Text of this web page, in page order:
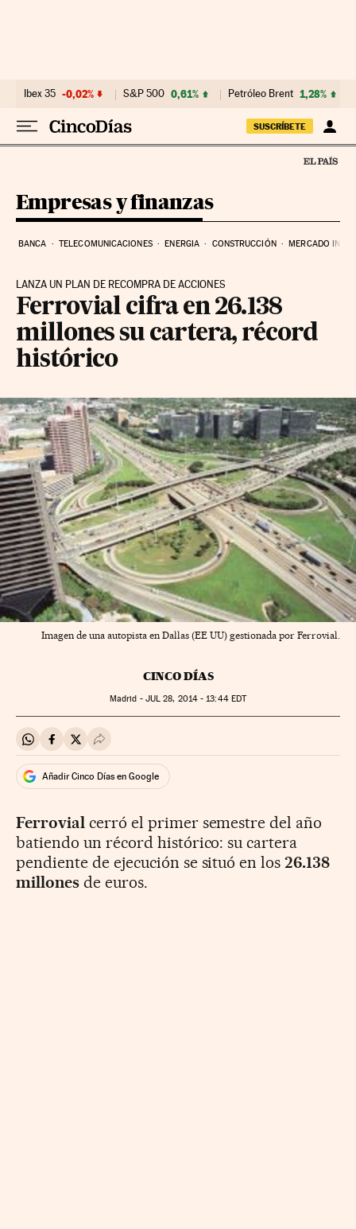
Ibex 35 -0,02% S&P 500 0,61% Petróleo Brent 1,28%
SUSCRÍBETE
Empresas y finanzas
BANCA TELECOMUNICACIONES ENERGIA CONSTRUCCIÓN MERCADO
LANZA UN PLAN DE RECOMPRA DE ACCIONES
Ferrovial cifra en 26.138
millones su cartera, récord
histórico
Imagen de una autopista en Dallas (EE UU) gestionada por Ferrovial.
CINCO DÍAS
Madrid - JUL 28, 2014 - 13:44EDT
Compartir en Whatsapp
Compartir en Facebook
Compartir en Twitter
Desplegar Redes Sociales
Añadir Cinco Días en Google
Ferrovialcerró el primer semestre del año
batiendo un récord histórico: su cartera
pendiente de ejecución se situó en los26.138
millonesde euros.